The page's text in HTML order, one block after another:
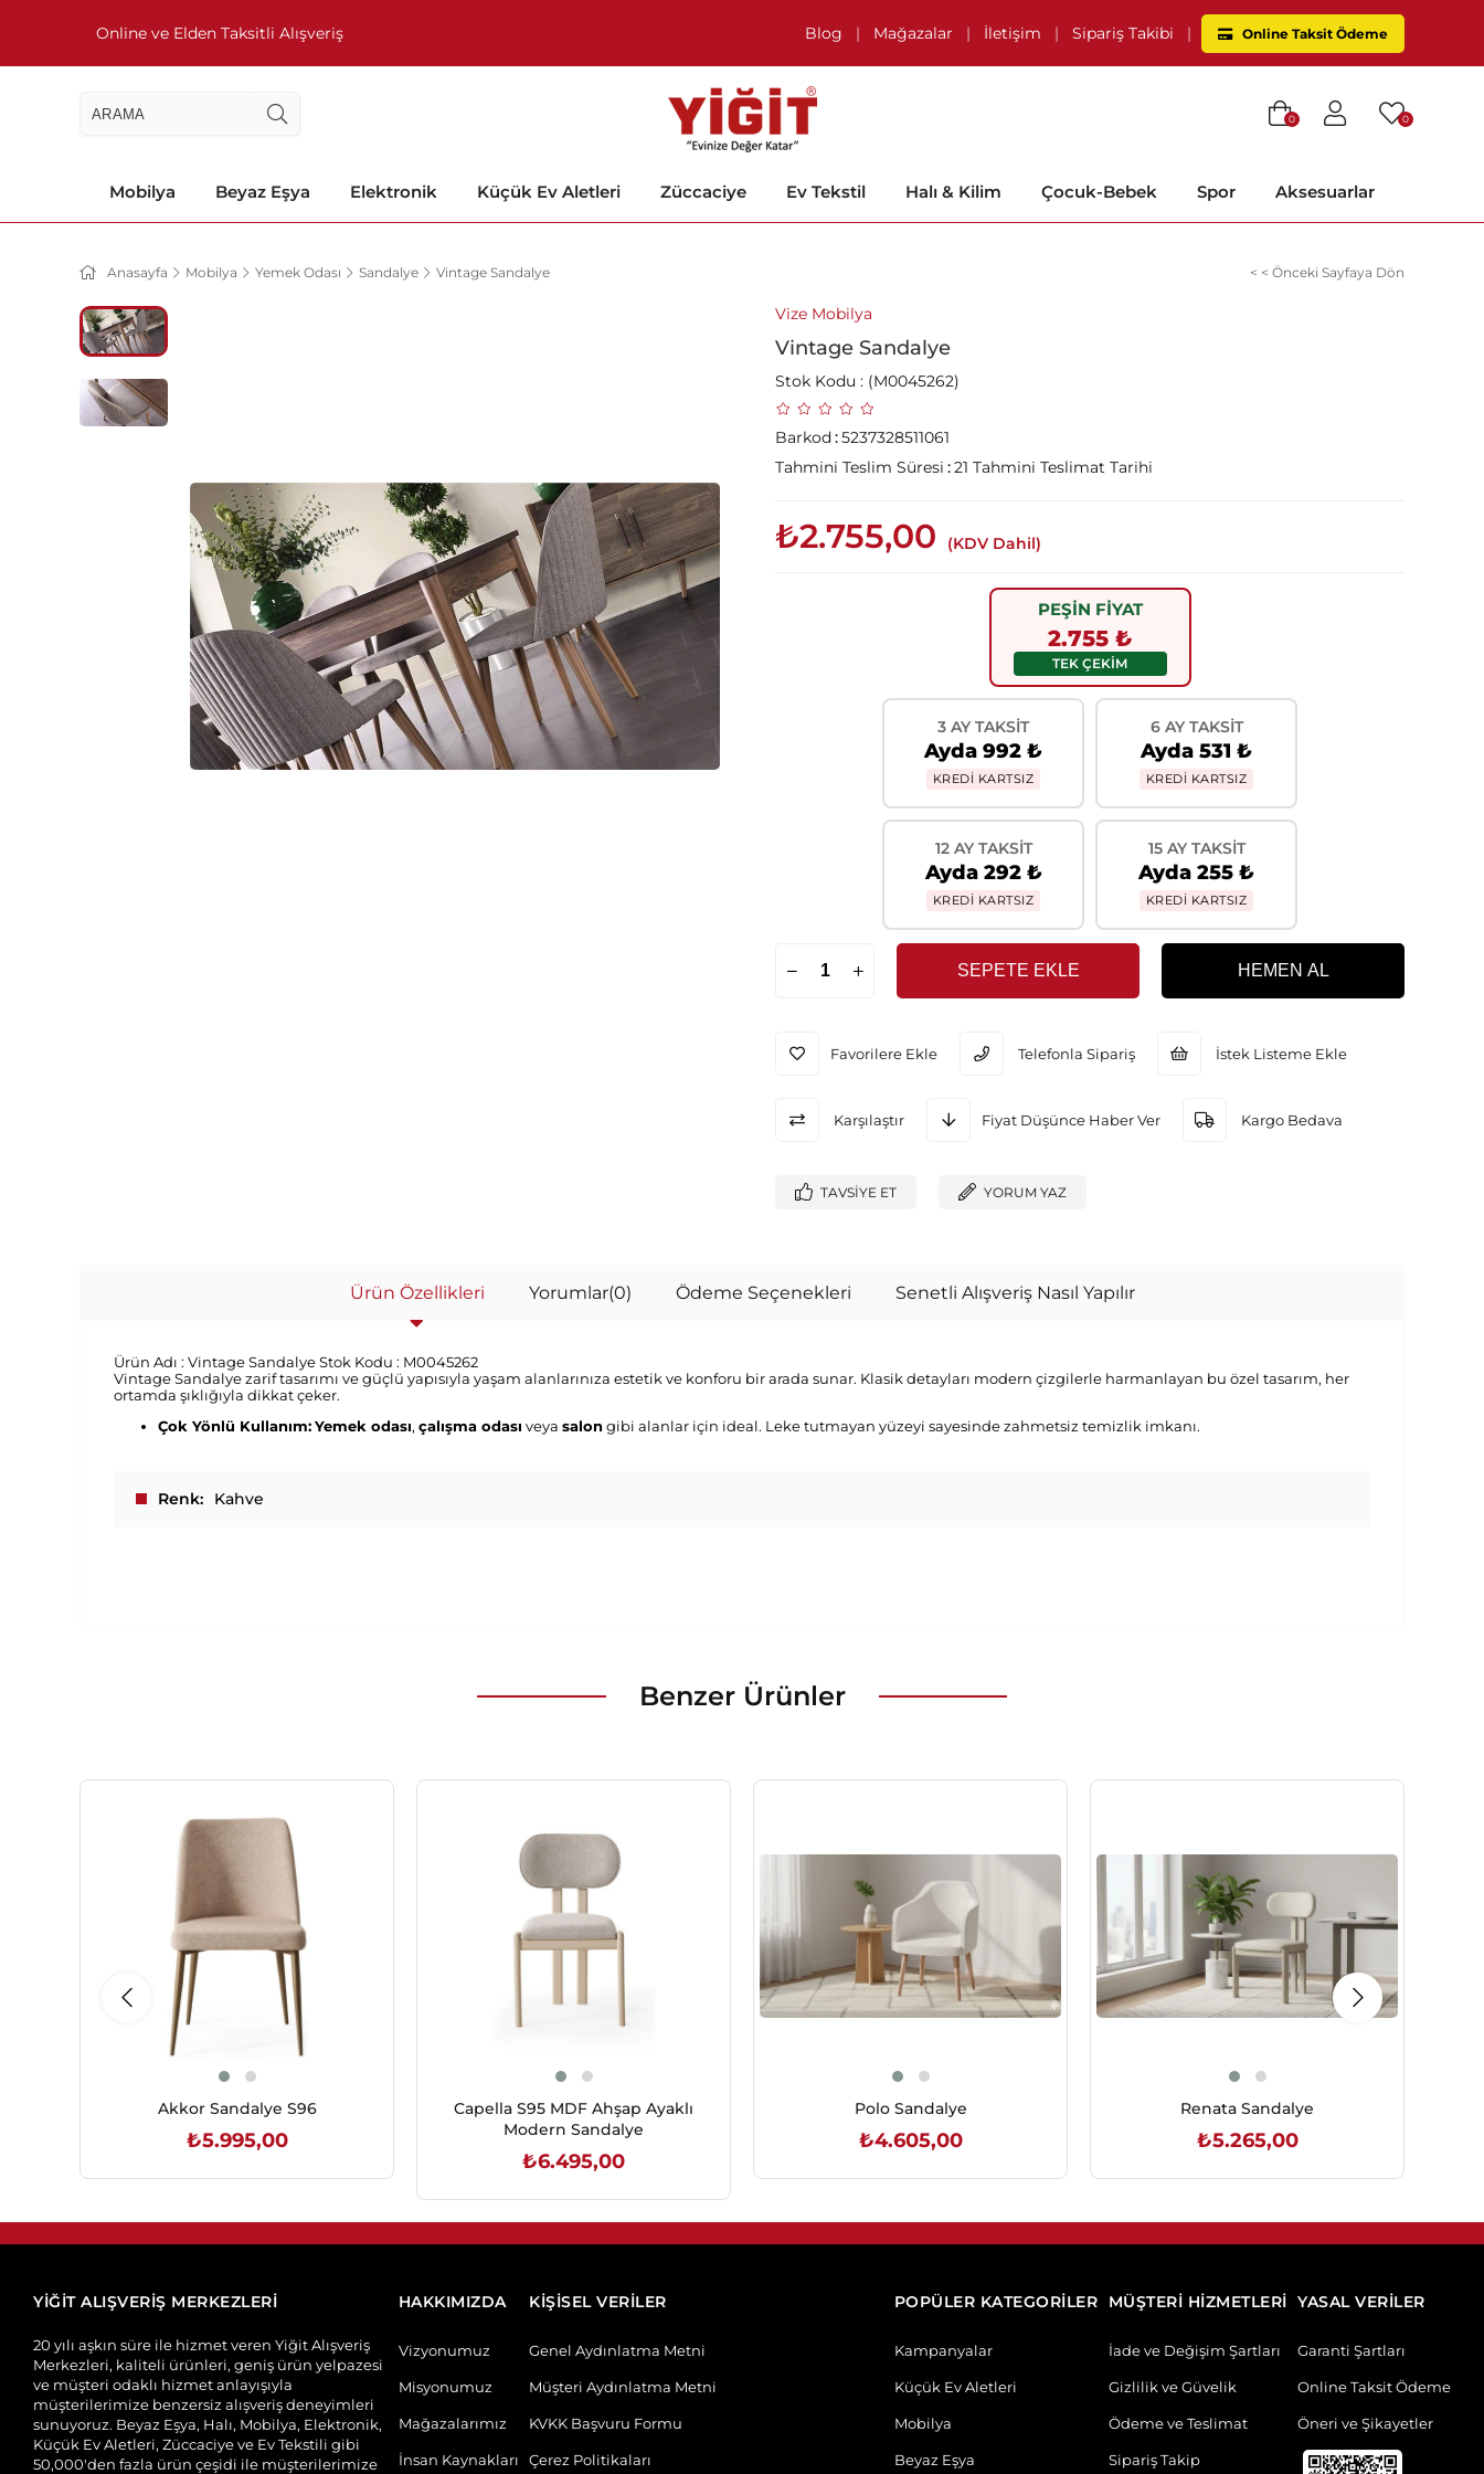
Online ve Elden Taksitli Alışveriş Blog | Mağazalar | İletişim | Sipariş Takibi | Online Taksit Ödeme
0
0
Mobilya Beyaz Eşya Elektronik Küçük Ev Aletleri Züccaciye Ev Tekstil Halı & Kilim Çocuk-Bebek Spor Aksesuarlar
Anasayfa Mobilya Yemek Odası Sandalye Vintage Sandalye < < Önceki Sayfaya Dön
Vize Mobilya
Vintage Sandalye
Stok Kodu (M0045262)
Barkod:5237328511061
Tahmini Teslim Süresi :21 Tahmini Teslimat Tarihi
₺2.755,00 (KDV Dahil)
PEŞİN FİYAT
2.755 ₺
TEK ÇEKİM
3 AY TAKSIT
Ayda 992 ₺
KREDİ KARTSIZ
6 AY TAKSIT
Ayda 531 ₺
KREDİ KARTSIZ
12 AY TAKSIT
Ayda 292 ₺
KREDİ KARTSIZ
15 AY TAKSIT
Ayda 255 ₺
KREDİ KARTSIZ
Favorilere Ekle Telefonla Sipariş İstek Listeme Ekle
Karşılaştır Fiyat Düşünce Haber Ver Kargo Bedava
TAVSIYE ET YORUM YAZ
Ürün Özellikleri Yorumlar(0) Ödeme Seçenekleri Senetli Alışveriş Nasıl Yapılır
Ürün Adı : Vintage Sandalye Stok Kodu : M0045262
Vintage Sandalye zarif tasarımı ve güçlü yapısıyla yaşam alanlarınıza estetik ve konforu bir arada sunar. Klasik detayları modern çizgilerle harmanlayan bu özel tasarım, her
ortamda şıklığıyla dikkat çeker.
Çok Yönlü Kullanım: Yemek odası, çalışma odası veya salon gibi alanlar için ideal. Leke tutmayan yüzeyi sayesinde zahmetsiz temizlik imkanı.
Renk Kahve
Benzer Ürünler
Akkor Sandalye S96
₺5.995,00
Capella S95 MDF Ahşap Ayaklı
Modern Sandalye
₺6.495,00
Polo Sandalye
₺4.605,00
Renata Sandalye
₺5.265,00
YİĞİT ALIŞVERİŞ MERKEZLERİ
20 yılı aşkın süre ile hizmet veren Yiğit Alışveriş
Merkezleri, kaliteli ürünleri, geniş ürün yelpazesi
ve müşteri odaklı hizmet anlayışıyla
müşterilerimize benzersiz alışveriş deneyimleri
sunuyoruz. Beyaz Eşya, Halı, Mobilya, Elektronik,
Küçük Ev Aletleri, Züccaciye ve Ev Tekstili gibi
50,000'den fazla ürün çeşidi ile müşterilerimize
HAKKIMIZDA
Vizyonumuz
Misyonumuz
Mağazalarımız
İnsan Kaynakları
KİŞİSEL VERİLER
Genel Aydınlatma Metni
Müşteri Aydınlatma Metni
KVKK Başvuru Formu
Çerez Politikaları
POPÜLER KATEGORİLER
Kampanyalar
Küçük Ev Aletleri
Mobilya
Beyaz Eşya
MÜŞTERİ HİZMETLERİ
İade ve Değişim Şartları
Gizlilik ve Güvelik
Ödeme ve Teslimat
Sipariş Takip
YASAL VERİLER
Garanti Şartları
Online Taksit Ödeme
Öneri ve Şikayetler